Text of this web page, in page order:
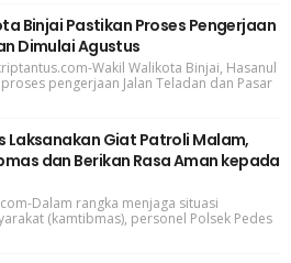
Binjai Pastikan Proses Pengerjaan
Dimulai Agustus
Wakil Walikota Binjai, Hasanul
pengerjaan Jalan Teladan dan Pasar
Laksanakan Giat Patroli Malam,
dan Berikan Rasa Aman kepada
Dalam rangka menjaga situasi
(kamtibmas), personel Polsek Pedes